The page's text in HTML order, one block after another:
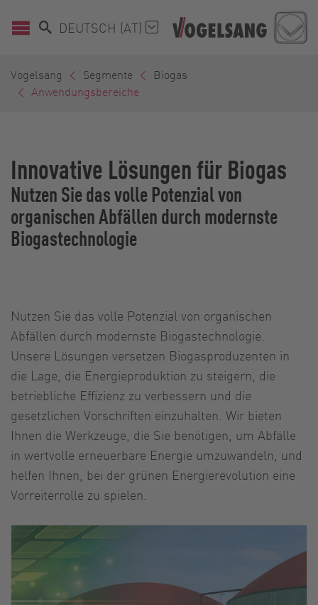
DEUTSCH (AT)
Vogelsang Segmente
Biogas
Anwendungsbereiche
Innovative Lösungen für Biogas
Nutzen Sie das volle Potenzial von
organischen Abfällen durch modernste
Biogastechnologie
Nutzen Sie das volle Potenzial von organischen
Abfällen durch modernste Biogastechnologie.
Unsere Lösungen versetzen Biogasproduzenten in
die Lage, die Energieproduktion zu steigern, die
betriebliche Effizienz zu verbessern und die
gesetzlichen Vorschriften einzuhalten. Wir bieten
Ihnen die Werkzeuge, die Sie benötigen, um Abfälle
in wertvolle erneuerbare Energie umzuwandeln, und
helfen Ihnen, bei der grünen Energierevolution eine
Vorreiterrolle zu spielen.